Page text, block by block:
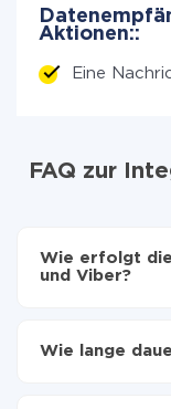
Aktionen::
Eine
FAQ zur
Wie erfolgt die
und Viber?
übertragen
Wie lange